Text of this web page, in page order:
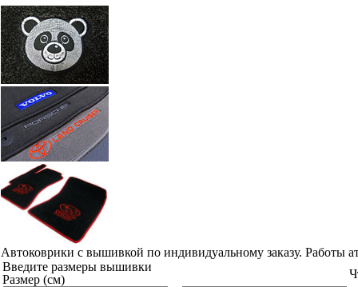
Автоковрики с вышивкой по индивидуальному заказу. Работы
Введите размеры вышивки
Размер (см)